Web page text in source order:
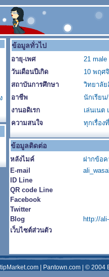
ข้อมูลทั่วไป
อายุ-เพศ
21 male
วันเดือนปีเกิด
10 พฤศ
สถาบันการศึกษา
วิทยาลัย
อาชีพ
นักเรีย
งานอดิเรก
เล่นเนต
ความสนใจ
ทุกเรื่อง
ข้อมูลติดต่อ
หลังไมค์
ฝากข้อ
E-mail
ID Line
QR code Line
Facebook
Twitter
Blog
http://
เว็บไซต์ส่วนตัว
Pantown.com | © 2004